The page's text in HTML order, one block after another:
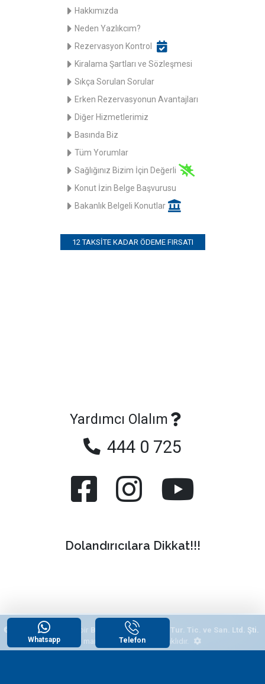
Hakkımızda
Neden Yazlıkcım?
Rezervasyon Kontrol
Kiralama Şartları ve Sözleşmesi
Sıkça Sorulan Sorular
Erken Rezervasyonun Avantajları
Diğer Hizmetlerimiz
Basında Biz
Tüm Yorumlar
Sağlığınız Bizim İçin Değerli
Konut İzin Belge Başvurusu
Bakanlık Belgeli Konutlar
12 TAKSITE KADAR ÖDEME FIRSATI
Yardımcı Olalım
444 0 725
Dolandırıcılara Dikkat!!!
© 2026 "Yazlikcim" , bir Begonvil Grup Emlak Tur. Tic. ve San. Ltd. Şti.
tescilli markasıdır. Tüm hakları saklıdır.
Whatsapp Telefon